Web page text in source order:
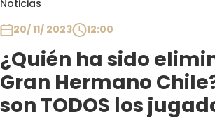
Noticias
20/ 11/ 2023
12:00
¿Quién ha sido
Gran Hermano
son TODOS los
Club De La Comedia
Contigo en Directo
Plan Perfecto
El Tiempo
Sabingo
Todos Los Programas